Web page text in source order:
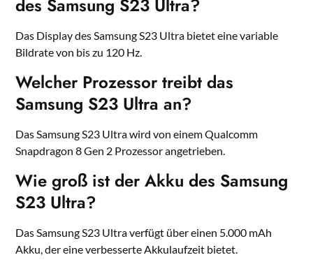
des Samsung S23 Ultra?
Das Display des Samsung S23 Ultra bietet eine variable
Bildrate von bis zu 120 Hz.
Welcher Prozessor treibt das
Samsung S23 Ultra an?
Das Samsung S23 Ultra wird von einem Qualcomm
Snapdragon 8 Gen 2 Prozessor angetrieben.
Wie groß ist der Akku des Samsung
S23 Ultra?
Das Samsung S23 Ultra verfügt über einen 5.000 mAh
Akku, der eine verbesserte Akkulaufzeit bietet.